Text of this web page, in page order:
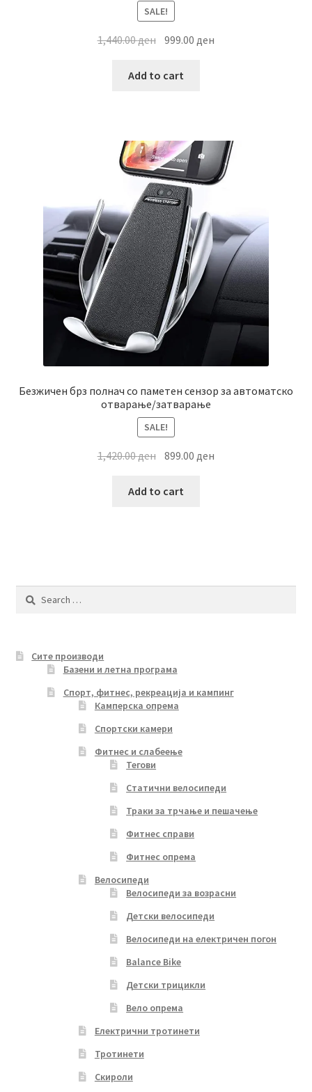
SALE!
1,440.00ден Original
was:
999.00 ден
Add to cart
Безжичен брз полнач со паметен сензор за автоматско
отварање/затварање
SALE!
1,420.00ден Original
was:
899.00ден
Add to cart
Search
Сите производи
Базени и летна програма
Спорт, фитнес, рекреација и кампинг
Камперска опрема
Спортски камери
Фитнес и слабеење
Тегови
Статични велосипеди
Траки за трчање и пешачење
Фитнес справи
Фитнес опрема
Велосипеди
Велосипеди за возрасни
Детски велосипеди
Велосипеди на електричен погон
Balance Bike
Детски трицикли
Вело опрема
Електрични тротинети
Тротинети
Скироли